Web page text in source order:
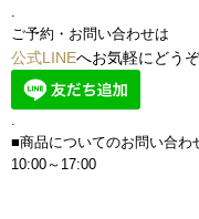
.
ご予約・お問い合わせは
公式LINEへお気軽にどうぞ
.
■商品についてのお問い合わ
10:00～17:00